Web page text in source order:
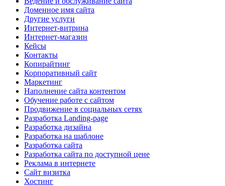
Доменное имя сайта
Другие услуги
Интернет-витрина
Интернет-магазин
Кейсы
Контакты
Копирайтинг
Корпоративный сайт
Маркетинг
Наполнение сайта контентом
Обучение работе с сайтом
Продвижение в социальных сетях
Разработка Landing-page
Разработка дизайна
Разработка на шаблоне
Разработка сайта
Разработка сайта по доступной цене
Реклама в интернете
Сайт визитка
Хостинг